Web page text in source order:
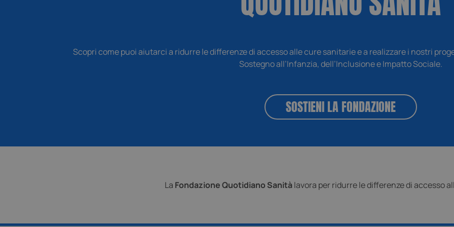
Scopri come puoi aiutarci a ridurre le differenze di accesso alle cure sanitarie e a realizzare i nostri
Sostegno all’Infanzia, dell’Inclusione e Impatto Sociale.
SOSTIENI LA FONDAZIONE
La Fondazione Quotidiano Sanitàlavora per ridurre le differenze di accesso
.youtube.com
5 mesi 4
Questo cookie è impostato da
.paypal.com
supporta i servizi di pagamento
navigazione. Potrebbe
coinvolto nella raccolta
misurare come gli utenti